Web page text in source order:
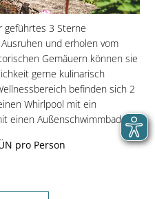
geführtes 3 Sterne
und erholen vom
Gemäuern können sie
gerne kulinarisch
befinden sich 2
Whirlpool mit ein
einen Außenschwimmbad. ...
pro Person